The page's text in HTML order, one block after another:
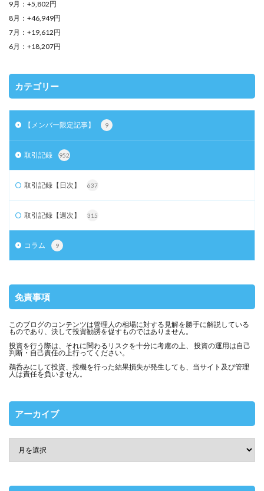
9月：+5,802円
8月：+46,949円
7月：+19,612円
6月：+18,207円
カテゴリー
【メンバー限定記事】 9
取引記録 952
取引記録【日次】 637
取引記録【週次】 315
コラム 9
免責事項
このブログのコンテンツは管理人の相場に対する見解を勝手に解説している
ものであり、決して投資勧誘を促すものではありません。
投資を行う際は、それに関わるリスクを十分に考慮の上、 投資の運用は自己
判断・自己責任の上行ってください。
鵜呑みにして投資、投機を行った結果損失が発生しても、当サイト及び管理
人は責任を負いません。
アーカイブ